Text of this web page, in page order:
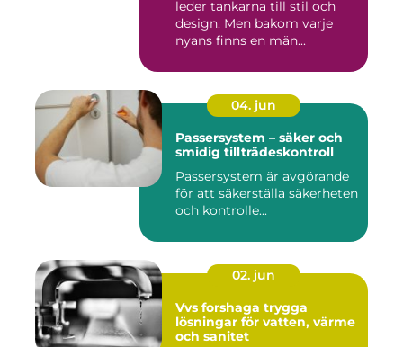
leder tankarna till stil och
design. Men bakom varje
nyans finns en män...
04. jun
Passersystem – säker och
smidig tillträdeskontroll
Passersystem är avgörande
för att säkerställa säkerheten
och kontrolle...
02. jun
Vvs forshaga trygga
lösningar för vatten, värme
och sanitet